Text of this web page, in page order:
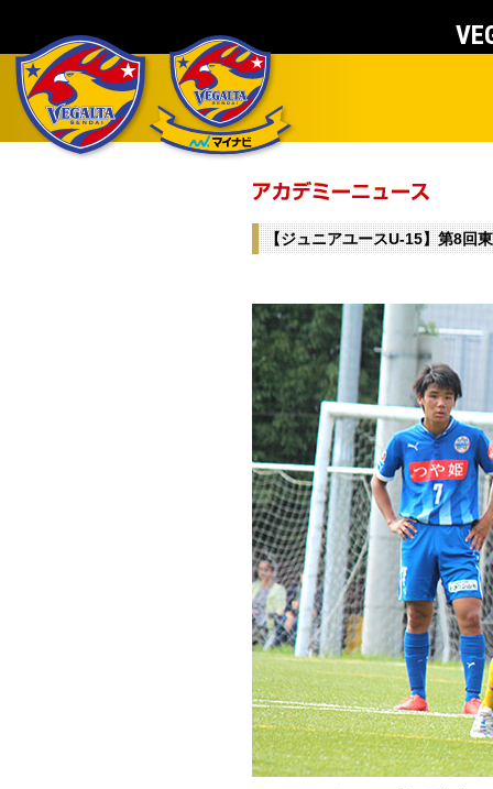
【ジュニアユースU-15】第8回